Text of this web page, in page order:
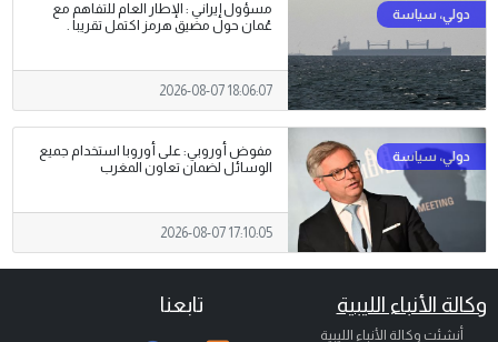
مسؤول إيراني : الإطار العام للتفاهم مع
عُمان حول مضيق هرمز اكتمل تقريبا .
2026-08-07 18:06:07
مفوض أوروبي: على أوروبا استخدام جميع
الوسائل لضمان تعاون المغرب
2026-08-07 17:10:05
وكالة الأنباء الليبية
أنشئت وكالة الأنباء الليبية
تابعنا